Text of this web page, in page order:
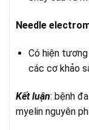
Needle
Có hiện
các cơ khảo
Kết luận: bệnh
myelin nguyên